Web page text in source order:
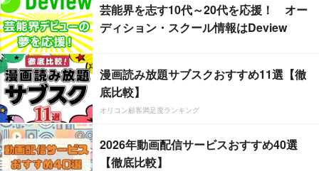
芸能界を志す10代～20代を応援！ オー
ディション・スクール情報はDeview
漫画読み放題サブスクおすすめ11選【徹
底比較】
オリコン顧客満足度ランキング
2026年動画配信サービスおすすめ40選
【徹底比較】